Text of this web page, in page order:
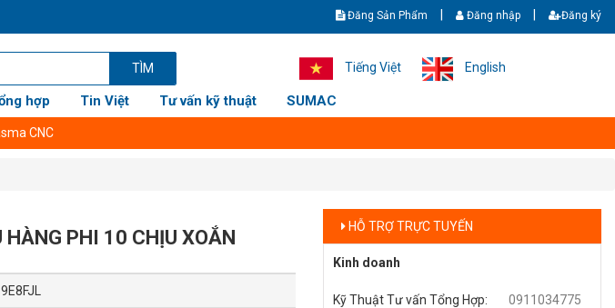
cod toàn quốc. Hotline/zalo: +8436369588 - 0911034775 Đăng Sản Phẩm Đăng nhập Đăng ký
TÌM Tiếng Việt English
hợp Tin Việt Tư vấn kỹ thuật SUMAC
CNC
HÀNG PHI 10 CHỊU XOẮN
9E8FJL
HỖ TRỢ TRỰC TUYẾN
Kinh doanh
Kỹ Thuật Tư vấn Tổng Hợp:
0911034775